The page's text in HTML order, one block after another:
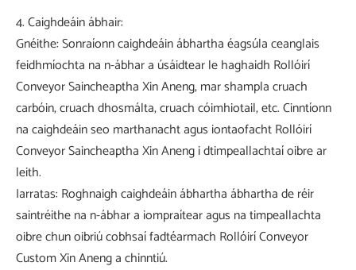
4. Caighdeáin ábhair:
Gnéithe: Sonraíonn caighdeáin ábhartha éagsúla ceanglais
feidhmíochta na n-ábhar a úsáidtear le haghaidh Rollóirí
Conveyor Saincheaptha Xin Aneng, mar shampla cruach
carbóin, cruach dhosmálta, cruach cóimhiotail, etc. Cinntíonn
na caighdeáin seo marthanacht agus iontaofacht Rollóirí
Conveyor Saincheaptha Xin Aneng i dtimpeallachtaí oibre ar
leith.
Iarratas: Roghnaigh caighdeáin ábhartha ábhartha de réir
saintréithe na n-ábhar a iompraítear agus na timpeallachta
oibre chun oibriú cobhsaí fadtéarmach Rollóirí Conveyor
Custom Xin Aneng a chinntiú.